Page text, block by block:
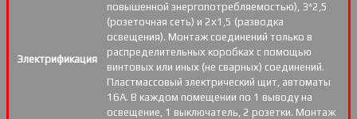
Электрификация
повышенной энергопотребляемостью), 3*2,5
(розеточная сеть) и 2х1,5 (разводка
освещения). Монтаж соединений только в
распределительных коробках с помощью
винтовых или иных (не сварных) соединений.
Пластмассовый электрический щит, автоматы
16А. В каждом помещении по 1 выводу на
освещение, 1 выключатель, 2 розетки. Монтаж